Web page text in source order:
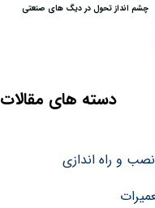
چشم انداز تحول در دیگ های صنعتی
دسته های مقالات
و راه اندازی